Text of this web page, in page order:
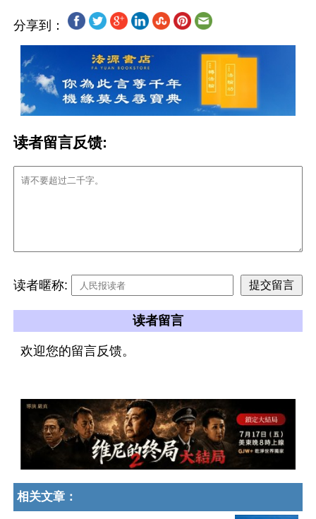
分享到：
读者留言反馈:
读者暱称:
读者留言
欢迎您的留言反馈。
相关文章：